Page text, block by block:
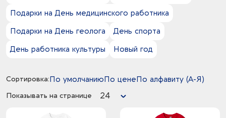
Подарки на День медицинского работника
Подарки на День геолога
День спорта
День работника культуры
Новый год
Сортировка:По умолчаниюПо ценеПо алфавиту (А-Я)
Показывать на странице 24